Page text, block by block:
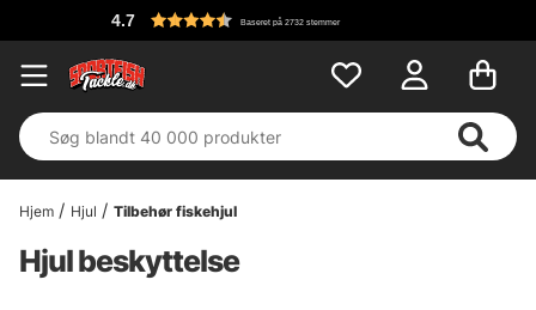
4.7 Baseret på 2732 stemmer
Hjem Hjul Tilbehør fiskehjul
Hjul beskyttelse